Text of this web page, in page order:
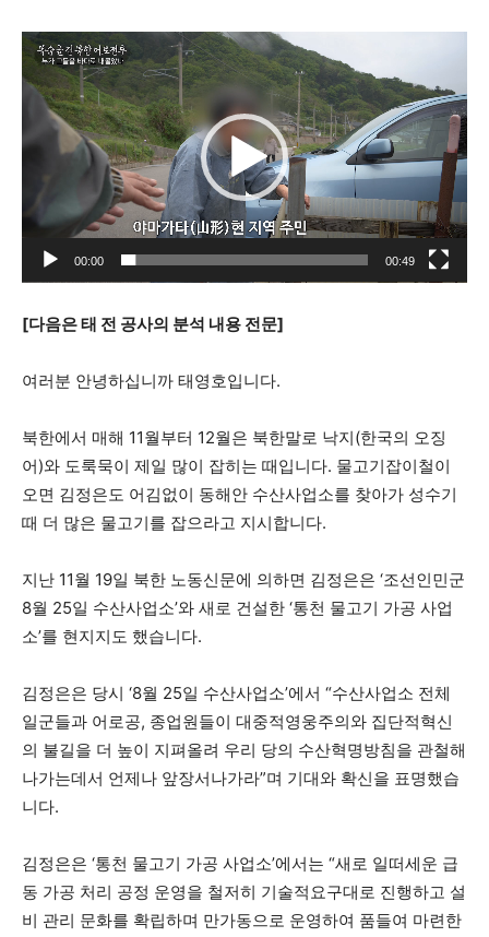
동
영
어
00:00 00:49
[다음은 태 전 공사의 분석 내용 전문]
여러분 안녕하십니까 태영호입니다.
북한에서 매해 11월부터 12월은 북한말로 낙지(한국의 오징
어)와 도룩묵이 제일 많이 잡히는 때입니다. 물고기잡이철이
오면 김정은도 어김없이 동해안 수산사업소를 찾아가 성수기
때 더 많은 물고기를 잡으라고 지시합니다.
지난 11월 19일 북한 노동신문에 의하면 김정은은 ‘조선인민군
8월 25일 수산사업소’와 새로 건설한 ‘통천 물고기 가공 사업
소’를 현지지도 했습니다.
김정은은 당시 ‘8월 25일 수산사업소’에서 “수산사업소 전체
일군들과 어로공, 종업원들이 대중적영웅주의와 집단적혁신
의 불길을 더 높이 지펴올려 우리 당의 수산혁명방침을 관철해
나가는데서 언제나 앞장서나가라”며 기대와 확신을 표명했습
니다.
김정은은 ‘통천 물고기 가공 사업소’에서는 “새로 일떠세운 급
동 가공 처리 공정 운영을 철저히 기술적요구대로 진행하고 설
비 관리 문화를 확립하며 만가동으로 운영하여 품들여 마련한